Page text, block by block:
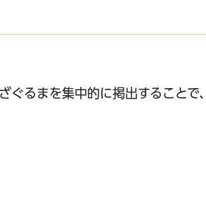
るまを集中的に掲出することで、